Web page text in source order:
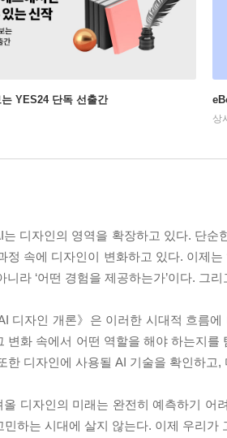
YES24 단독 선출간
상
는 디자인의 영역을 확장하고 있다. 단
정 속에 디자인이 변화하고 있다. 이제는
니라 ‘어떤 경험을 제공하는가’이다. 그
디자인 개론》은 이러한 시대적 흐름
변화 속에서 어떤 역할을 해야 하는지
한 디자인에 사용될 AI 기술을 확인하고
올 디자인의 미래는 완전히 예측하기 어
민하는 시대에 살지 않는다. 이제 우리